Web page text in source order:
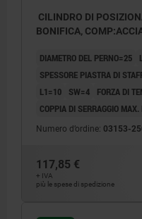
CILINDRO DI
BONIFICA,
DIAMETRO DEL PERNO=25
SPESSORE PIASTRA DI
L1=10
SW=4
FORZA DI
COPPIA DI SERRAGGIO
Numero d’ordine: 03153-
117,85 €
+ IVA
più le spese di spedizione